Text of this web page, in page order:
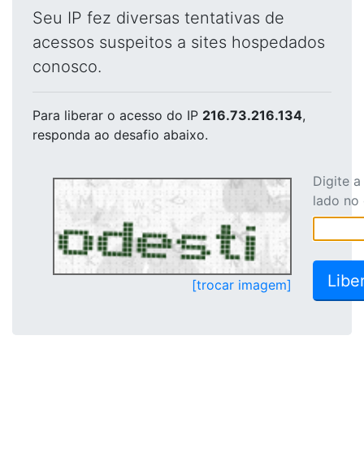
Seu IP fez diversas tentativas de
acessos suspeitos a sites hospedados
conosco.
Para liberar o acesso do IP 216.73.216.134,
responda ao desafio abaixo.
[trocar imagem]
Digite
lado no